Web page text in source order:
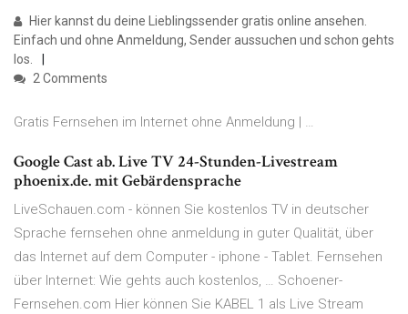
Hier kannst du deine Lieblingssender gratis online ansehen.
Einfach und ohne Anmeldung, Sender aussuchen und schon gehts
los.
2 Comments
Gratis Fernsehen im Internet ohne Anmeldung | …
Google Cast ab. Live TV 24-Stunden-Livestream
phoenix.de. mit Gebärdensprache
LiveSchauen.com - können Sie kostenlos TV in deutscher
Sprache fernsehen ohne anmeldung in guter Qualität, über
das Internet auf dem Computer - iphone - Tablet. Fernsehen
über Internet: Wie gehts auch kostenlos, … Schoener-
Fernsehen.com Hier können Sie KABEL 1 als Live Stream